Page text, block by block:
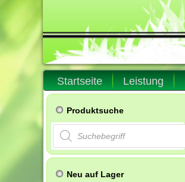
Startseite Leistung
Produktsuche
Products
search
Neu auf Lager